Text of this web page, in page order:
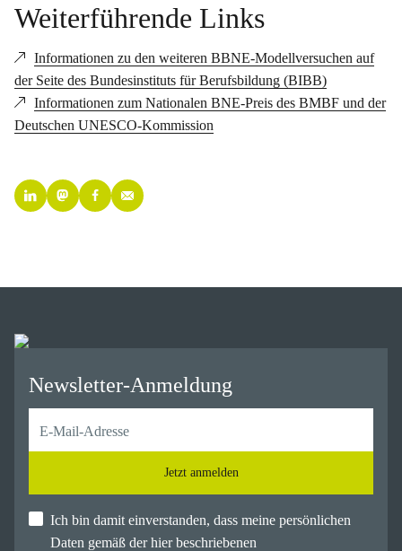
Weiterführende Links
Informationen zu den weiteren BBNE-Modellversuchen auf
der Seite des Bundesinstituts für Berufsbildung (BIBB)
Informationen zum Nationalen BNE-Preis des BMBF und der
Deutschen UNESCO-Kommission
Newsletter-Anmeldung
Jetzt anmelden
Ich bin damit einverstanden, dass meine persönlichen
Daten gemäß der hier beschriebenen